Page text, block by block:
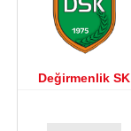
Değirmenlik SK